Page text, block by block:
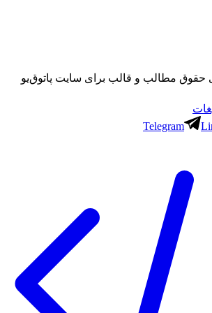
حقوق مطالب و قالب برای سایت پاتوق‌یو
Telegram